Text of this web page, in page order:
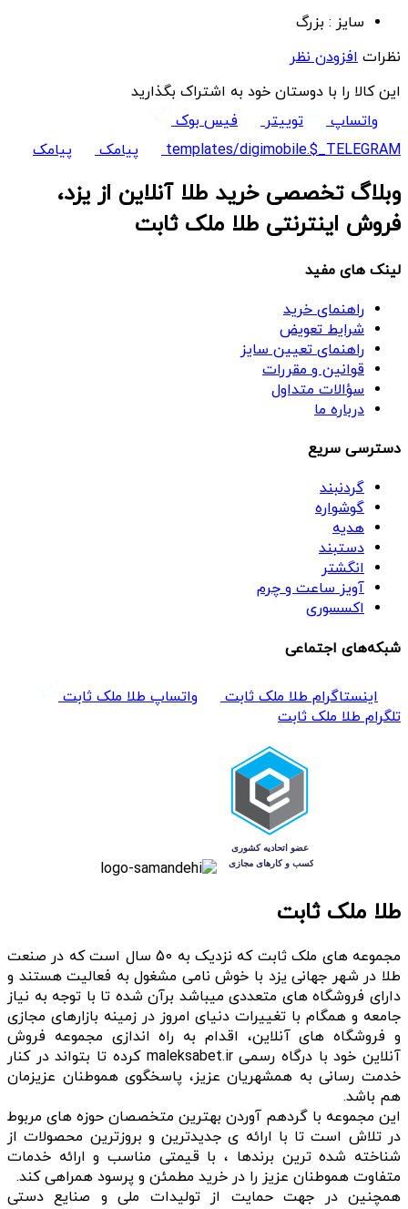
سایز : بزرگ
نظرات افزودن نظر
این کالا را با دوستان خود به اشتراک بگذارید
واتساپ
توییتر
فیس بوک
templates/digimobile.$_TELEGRAM
پیامک پیامک
وبلاگ تخصصی خرید طلا آنلاین از یزد،
فروش اینترنتی طلا ملک ثابت
لینک های مفید
راهنمای خرید
شرایط تعویض
راهنمای تعیین سایز
قوانین و مقررات
سؤالات متداول
درباره ما
دسترسی سریع
گردنبند
گوشواره
هدیه
دستبند
انگشتر
آویز ساعت و چرم
اکسسوری
شبکه‌های اجتماعی
اینستاگرام طلا ملک ثابت
واتساپ طلا ملک ثابت
تلگرام طلا ملک ثابت
طلا ملک ثابت
مجموعه های ملک ثابت که نزدیک به 50 سال است که در صنعت
طلا در شهر جهانی یزد با خوش نامی مشغول به فعالیت هستند و
دارای فروشگاه های متعددی میباشد برآن شده تا با توجه به نیاز
جامعه و همگام با تغییرات دنیای امروز در زمینه بازارهای مجازی
و فروشگاه های آنلاین، اقدام به راه اندازی مجموعه فروش
آنلاین خود با درگاه رسمی maleksabet.ir کرده تا بتواند در کنار
خدمت رسانی به همشهریان عزیز، پاسخگوی هموطنان عزیزمان
هم باشد.
این مجموعه با گردهم آوردن بهترین متخصصان حوزه های مربوط
در تلاش است تا با ارائه ی جدیدترین و بروزترین محصولات از
شناخته شده ترین برندها ، با قیمتی مناسب و ارائه خدمات
متفاوت هموطنان عزیز را در خرید مطمئن و پرسود همراهی کند.
همچنین در جهت حمایت از تولیدات ملی و صنایع دستی